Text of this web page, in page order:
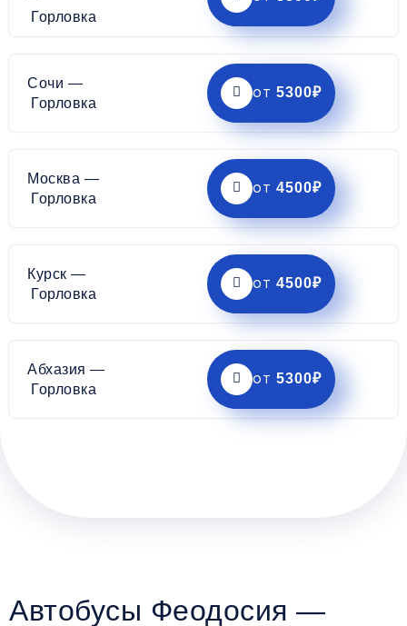
Горловка
Сочи —
Горловка
от 5300₽
Москва —
Горловка
от 4500₽
Курск —
Горловка
от 4500₽
Абхазия —
Горловка
от 5300₽
Автобусы Феодосия —